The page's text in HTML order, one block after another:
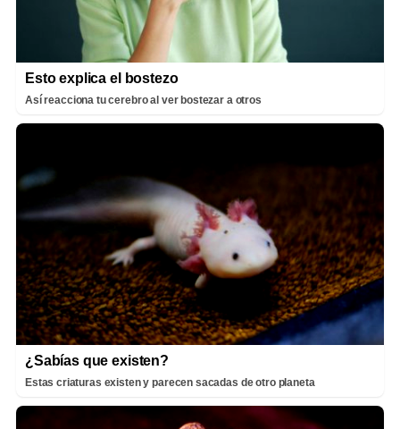
Esto explica el bostezo
Así reacciona tu cerebro al ver bostezar a otros
¿Sabías que existen?
Estas criaturas existen y parecen sacadas de otro planeta